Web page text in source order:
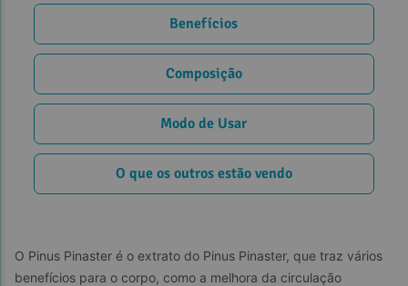
Benefícios
Composição
Modo de Usar
O que os outros estão vendo
O Pinus Pinaster é o extrato do Pinus Pinaster, que traz vários
benefícios para o corpo, como a melhora da circulação